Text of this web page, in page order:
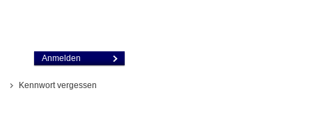
Anmelden
Kennwort vergessen